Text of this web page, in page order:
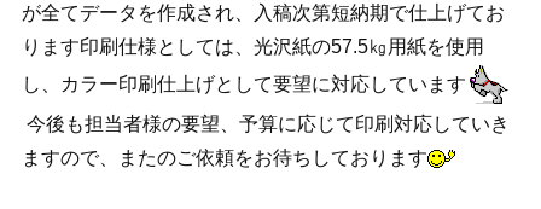
が全てデータを作成され、入稿次第短納期で仕上げてお
ります印刷仕様としては、光沢紙の57.5㎏用紙を使用
し、カラー印刷仕上げとして要望に対応しています
今後も担当者様の要望、予算に応じて印刷対応していき
ますので、またのご依頼をお待ちしております